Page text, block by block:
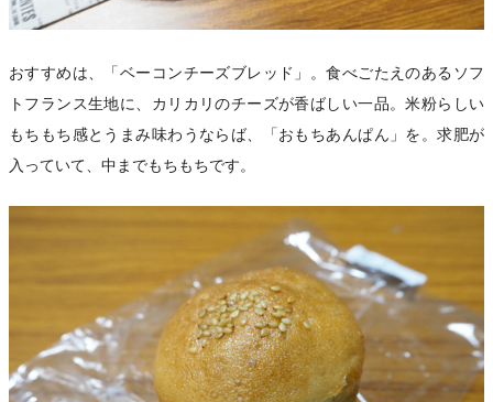
おすすめは、「ベーコンチーズブレッド」。食べごたえのあるソフ
トフランス生地に、カリカリのチーズが香ばしい一品。米粉らしい
もちもち感とうまみ味わうならば、「おもちあんぱん」を。求肥が
入っていて、中までもちもちです。